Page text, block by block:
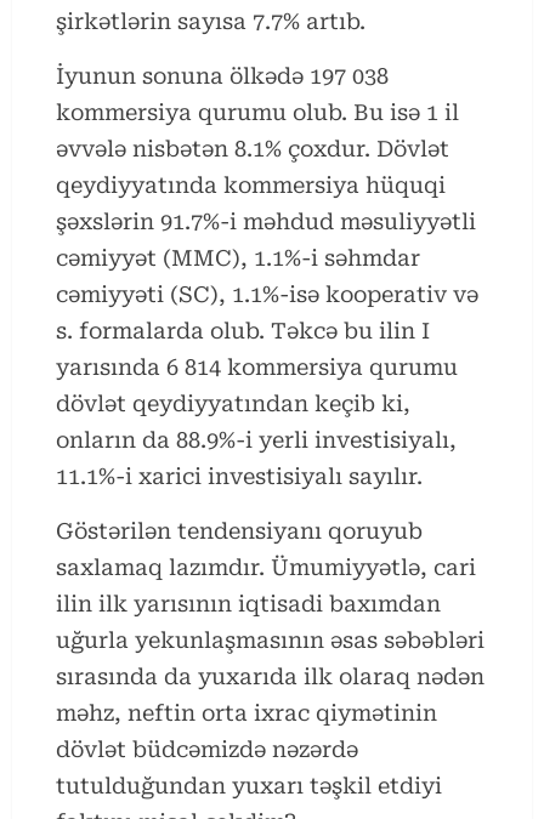
şirkətlərin sayısa 7.7% artıb.
İyunun sonuna ölkədə 197 038
kommersiya qurumu olub. Bu isə 1 il
əvvələ nisbətən 8.1% çoxdur. Dövlət
qeydiyyatında kommersiya hüquqi
şəxslərin 91.7%-i məhdud məsuliyyətli
cəmiyyət (MMC), 1.1%-i səhmdar
cəmiyyəti (SC), 1.1%-isə kooperativ və
s. formalarda olub. Təkcə bu ilin I
yarısında 6 814 kommersiya qurumu
dövlət qeydiyyatından keçib ki,
onların da 88.9%-i yerli investisiyalı,
11.1%-i xarici investisiyalı sayılır.
Göstərilən tendensiyanı qoruyub
saxlamaq lazımdır. Ümumiyyətlə, cari
ilin ilk yarısının iqtisadi baxımdan
uğurla yekunlaşmasının əsas səbəbləri
sırasında da yuxarıda ilk olaraq nədən
məhz, neftin orta ixrac qiymətinin
dövlət büdcəmizdə nəzərdə
tutulduğundan yuxarı təşkil etdiyi